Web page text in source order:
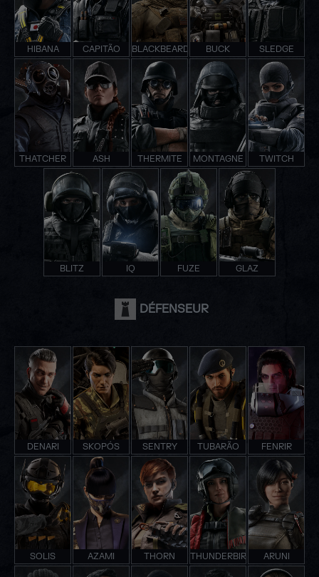
HIBANA CAPITÃO BLACKBEARD BUCK SLEDGE
THATCHER ASH THERMITE MONTAGNE TWITCH
BLITZ IQ FUZE GLAZ
DÉFENSEUR
DENARI SKOPÓS SENTRY TUBARÃO FENRIR
SOLIS AZAMI THORN THUNDERBIRD ARUNI